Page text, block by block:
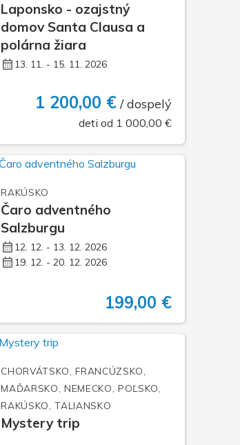
Laponsko - ozajstný
domov Santa Clausa a
polárna žiara
13. 11. - 15. 11. 2026
1 200,00 €/ dospelý
deti od 1 000,00 €
RAKÚSKO
Čaro adventného
Salzburgu
12. 12. - 13. 12. 2026
19. 12. - 20. 12. 2026
199,00 €
CHORVÁTSKO, FRANCÚZSKO,
MAĎARSKO, NEMECKO, POĽSKO,
RAKÚSKO, TALIANSKO
Mystery trip